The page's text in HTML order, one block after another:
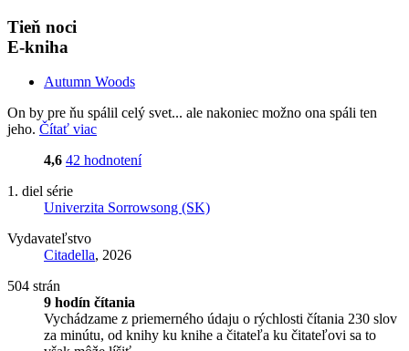
Tieň noci
E-kniha
Autumn Woods
On by pre ňu spálil celý svet... ale nakoniec možno ona spáli ten
jeho. Čítať viac
4,6 42 hodnotení
1. diel série
Univerzita Sorrowsong (SK)
Vydavateľstvo
Citadella, 2026
504 strán
9 hodín čítania
Vychádzame z priemerného údaju o rýchlosti čítania 230 slov
za minútu, od knihy ku knihe a čitateľa ku čitateľovi sa to